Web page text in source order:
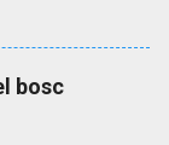
bosc